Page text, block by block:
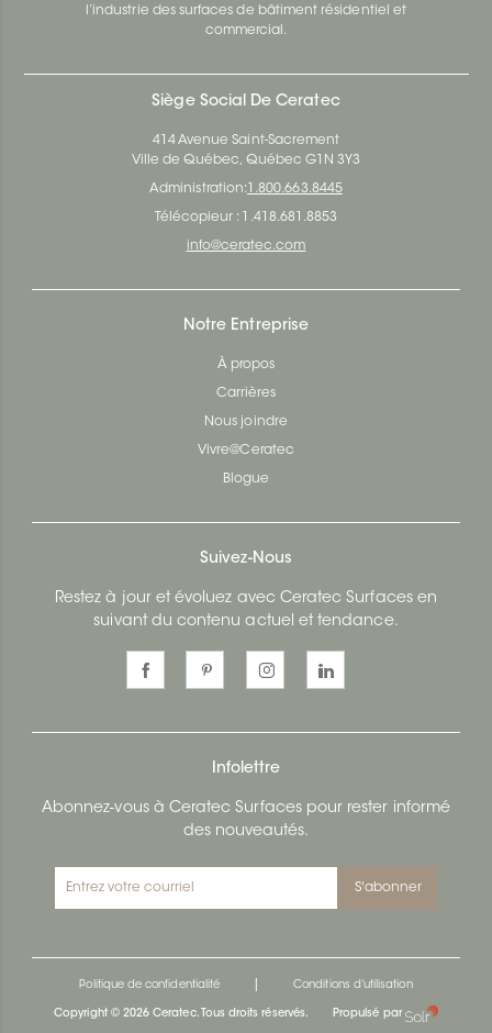
l’industrie des surfaces de bâtiment résidentiel et
commercial.
Siège Social De Ceratec
414 Avenue Saint-Sacrement
Ville de Québec, Québec G1N 3Y3
Administration: 1.800.663.8445
Télécopieur : 1.418.681.8853
info@ceratec.com
Notre Entreprise
À propos
Carrières
Nous joindre
Vivre@Ceratec
Blogue
Suivez-Nous
Restez à jour et évoluez avec Ceratec Surfaces en
suivant du contenu actuel et tendance.
Infolettre
Abonnez-vous à Ceratec Surfaces pour rester informé
des nouveautés.
S'abonner
Politique de confidentialité Conditions d'utilisation
Copyright © 2026 Ceratec. Tous droits réservés. Propulsé par